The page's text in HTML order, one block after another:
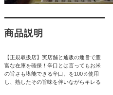
商品説明
【正規取扱店】実店舗と通販の運営で豊
富な在庫を確保！辛口とは言ってもお米
の旨さも堪能できる辛口。を100％使用
し、熟したその旨味を伴いながらキレる